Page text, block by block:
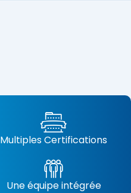
Multiples Certifications
Une équipe intégrée